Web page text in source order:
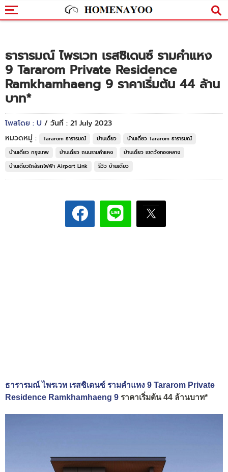
ธารารมณ์ ไพรเวท เรสซิเดนซ์ รามคำแหง
9 Tararom Private Residence
Ramkhamhaeng 9 ราคาเริ่มต้น 44 ล้าน
บาท*
โพสโดย : U / วันที่ : 21 July 2023
หมวดหมู่ :
Tararom ธารารมณ์ บ้านเดี่ยว
บ้านเดี่ยว Tararom ธารารมณ์
บ้านเดี่ยว กรุงเทพ
บ้านเดี่ยว ถนนรามคำแหง
บ้านเดี่ยว เขตวังทองหลาง
บ้านเดี่ยวใกล้รถไฟฟ้า Airport Link
รีวิว บ้านเดี่ยว
ธารารมณ์ ไพรเวท เรสซิเดนซ์ รามคำแหง 9 Tararom Private
Residence Ramkhamhaeng 9 ราคาเริ่มต้น 44 ล้านบาท*